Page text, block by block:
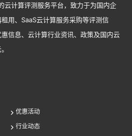
云计算评测服务平台，致力于为国内企
用、SaaS云计算服务采购等评测信
信息、云计算行业资讯、政策及国内云
优惠活动
行业动态